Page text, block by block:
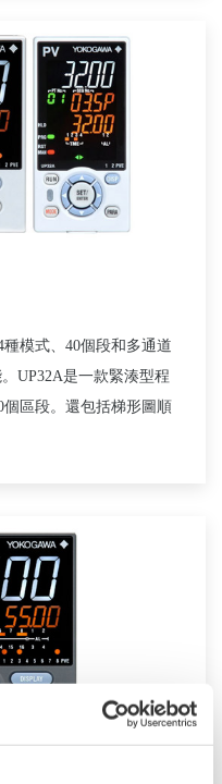
模式、40個段和多通道
UP32A是一款緊湊型程
區段。還包括梯形圖順